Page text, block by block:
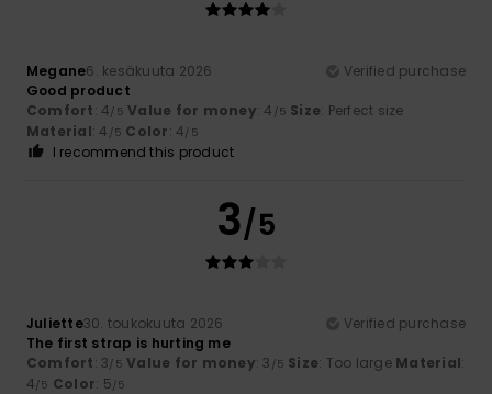
Megane6. kesäkuuta 2026
Verified purchase
Good product
Comfort: 4/5 Value for money: 4 /5 Size: Perfect size
Material: 4 /5 Color: 4/5
I recommend this product
3/5
Juliette30. toukokuuta 2026
Verified purchase
The first strap is hurting me
Comfort: 3/5 Value for money: 3 /5 Size: Too large Material:
4/5 Color: 5/5